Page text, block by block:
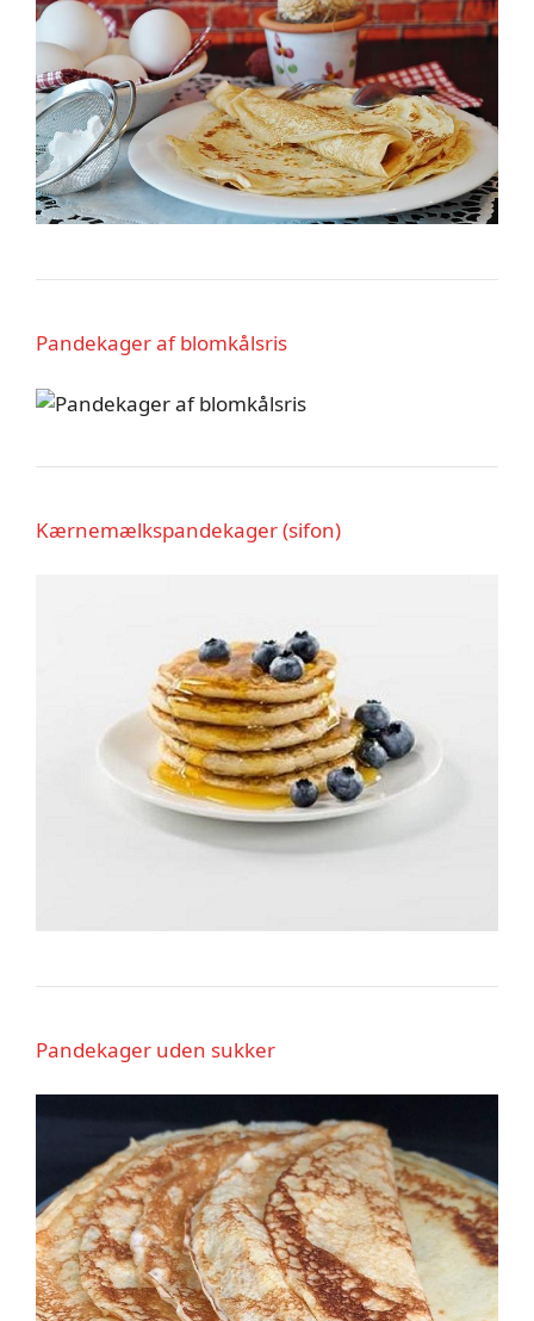
Pandekager af blomkålsris
Kærnemælkspandekager (sifon)
Pandekager uden sukker